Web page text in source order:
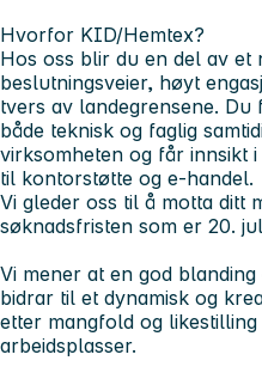
Hvorfor KID/Hemtex?
Hos oss blir du en del av et
beslutningsveier, høyt
tvers av landegrensene.
både teknisk og faglig
virksomheten og får innsikt
til kontorstøtte og e-handel.
Vi gleder oss til å motta ditt
søknadsfristen som er 20.
Vi mener at en god
bidrar til et dynamisk og
etter mangfold og
arbeidsplasser.